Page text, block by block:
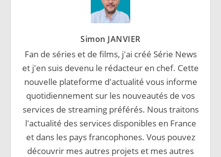
Simon JANVIER
Fan de séries et de films, j'ai créé Série News
et j'en suis devenu le rédacteur en chef. Cette
nouvelle plateforme d'actualité vous informe
quotidiennement sur les nouveautés de vos
services de streaming préférés. Nous traitons
l'actualité des services disponibles en France
et dans les pays francophones. Vous pouvez
découvrir mes autres projets et mes autres